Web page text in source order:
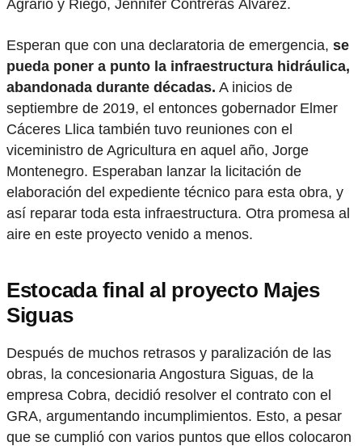
Agrario y Riego, Jennifer Contreras Álvarez.
Esperan que con una declaratoria de emergencia, se
pueda poner a punto la infraestructura hidráulica,
abandonada durante décadas. A inicios de
septiembre de 2019, el entonces gobernador Elmer
Cáceres Llica también tuvo reuniones con el
viceministro de Agricultura en aquel año, Jorge
Montenegro. Esperaban lanzar la licitación de
elaboración del expediente técnico para esta obra, y
así reparar toda esta infraestructura. Otra promesa al
aire en este proyecto venido a menos.
Estocada final al proyecto Majes
Siguas
Después de muchos retrasos y paralización de las
obras, la concesionaria Angostura Siguas, de la
empresa Cobra, decidió resolver el contrato con el
GRA, argumentando incumplimientos. Esto, a pesar
que se cumplió con varios puntos que ellos colocaron